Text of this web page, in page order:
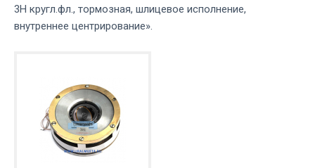
3Н кругл.фл., тормозная, шлицевое исполнение,
внутреннее центрирование».